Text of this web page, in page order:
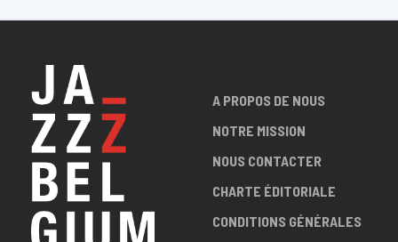
A PROPOS DE NOUS
NOTRE MISSION
NOUS CONTACTER
CHARTE ÉDITORIALE
CONDITIONS GÉNÉRALES